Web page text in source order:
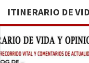
ITINERARIO DE